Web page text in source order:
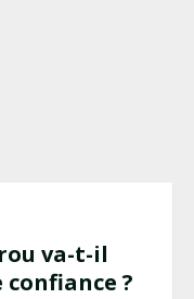
va-t-il
?